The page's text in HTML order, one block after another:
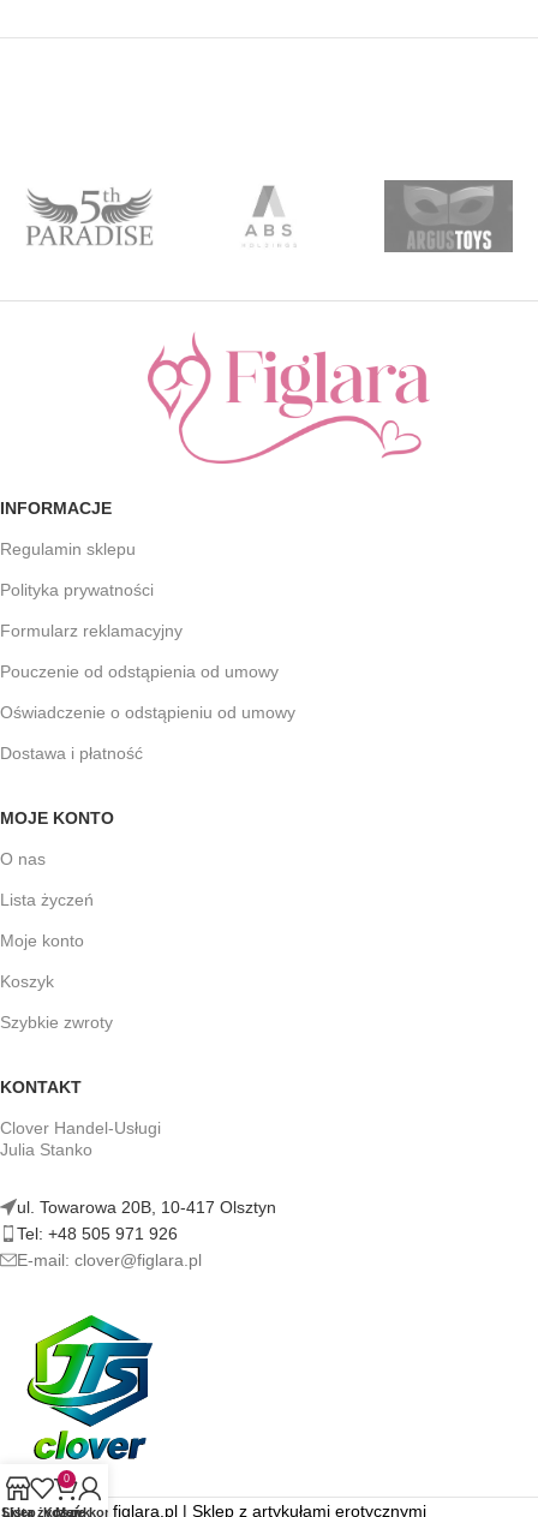
INFORMACJE
Regulamin sklepu
Polityka prywatności
Formularz reklamacyjny
Pouczenie od odstąpienia od umowy
Oświadczenie o odstąpieniu od umowy
Dostawa i płatność
MOJE KONTO
O nas
Lista życzeń
Moje konto
Koszyk
Szybkie zwroty
KONTAKT
Clover Handel-Usługi
Julia Stanko
ul. Towarowa 20B, 10-417 Olsztyn
Tel: +48 505 971 926
E-mail: clover@figlara.pl
figlara.pl | Sklep z artykułami erotycznymi
Sklep
Lista życzeń
0
Koszyk
Moje konto